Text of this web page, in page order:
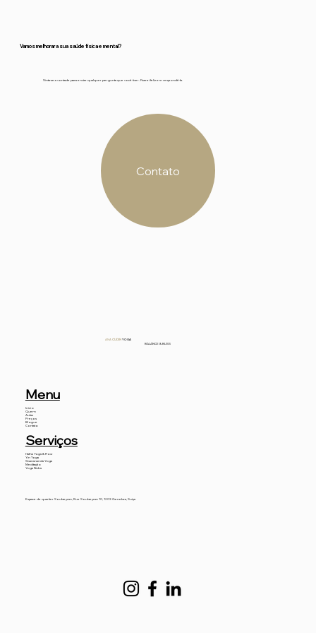
Vamos melhorar a sua saúde física e mental?
Sinta-se a vontade para enviar qualquer pergunta que você tiver. Ficarei feliz em respondê-la.
Contato
ANA CUDIN YOGA
BALANCE & BLISS
Menu
Início
Quem
Aulas
Preços
Blogue
Contato
Serviços
Hatha Yoga & Flow
Yin Yoga
Sivanananda Yoga
Meditação
Yoga Nidra
Espace de quartier Soubeyran, Rue Soubeyran 10, 1203 Genebra, Suíça